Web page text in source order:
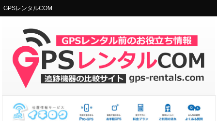
GPSレンタルCOM